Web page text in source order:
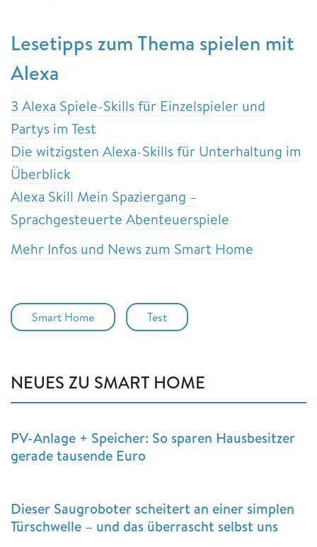
Lesetipps zum Thema spielen mit
Alexa
3 Alexa Spiele-Skills für Einzelspieler und
Partys im Test
Die witzigsten Alexa-Skills für Unterhaltung im
Überblick
Alexa Skill Mein Spaziergang –
Sprachgesteuerte Abenteuerspiele
Mehr Infos und News zum Smart Home
Smart Home Test
NEUES ZU SMART HOME
PV-Anlage + Speicher: So sparen Hausbesitzer
gerade tausende Euro
Dieser Saugroboter scheitert an einer simplen
Türschwelle – und das überrascht selbst uns